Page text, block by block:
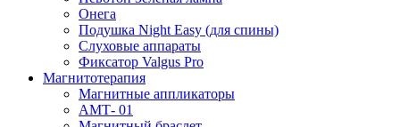
Онега
Подушка Night Easy (для спины)
Слуховые аппараты
Фиксатор Valgus Pro
Магнитотерапия
Магнитные аппликаторы
АМТ- 01